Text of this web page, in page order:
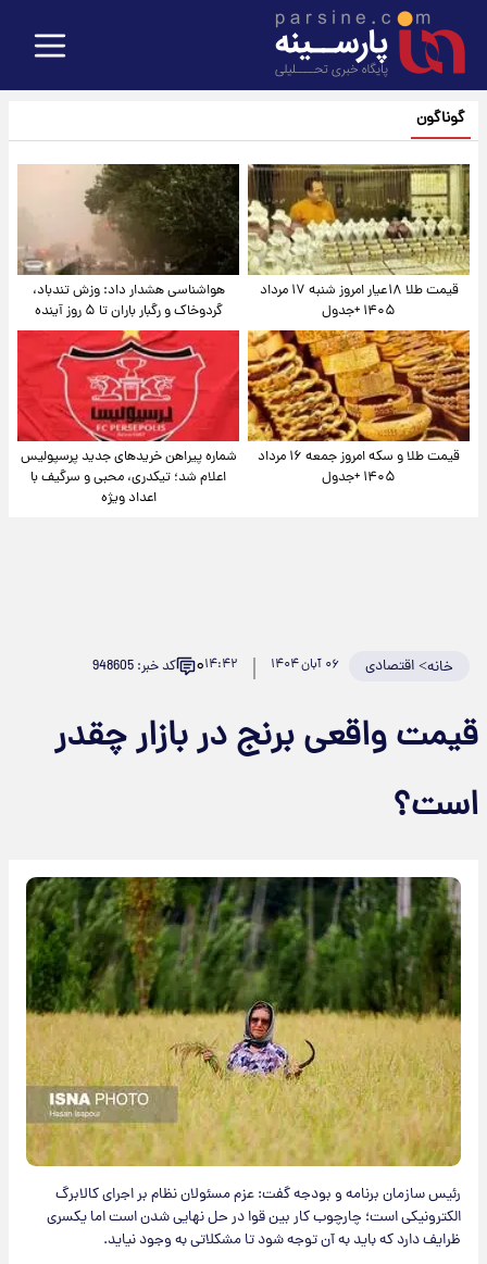
گوناگون
قیمت طلا ۱۸عیار امروز شنبه ۱۷ مرداد
۱۴۰۵ +جدول
هواشناسی هشدار داد: وزش تندباد،
گردوخاک و رگبار باران تا ۵ روز آینده
قیمت طلا و سکه امروز جمعه ۱۶ مرداد
۱۴۰۵ +جدول
شماره پیراهن خریدهای جدید پرسپولیس
اعلام شد؛ تیکدری، محبی و سرگیف با
اعداد ویژه
خانه>اقتصادی ۰۶ آبان ۱۴۰۴ ۱۴:۴۲۰ کد خبر: 948605
قیمت واقعی برنج در بازار چقدر
است؟
رئیس سازمان برنامه و بودجه گفت: عزم مسئولان نظام بر اجرای کالابرگ
الکترونیکی است؛ چارچوب کار بین قوا در حل نهایی شدن است اما یکسری
ظرایف دارد که باید به آن توجه شود تا مشکلاتی به وجود نیاید.